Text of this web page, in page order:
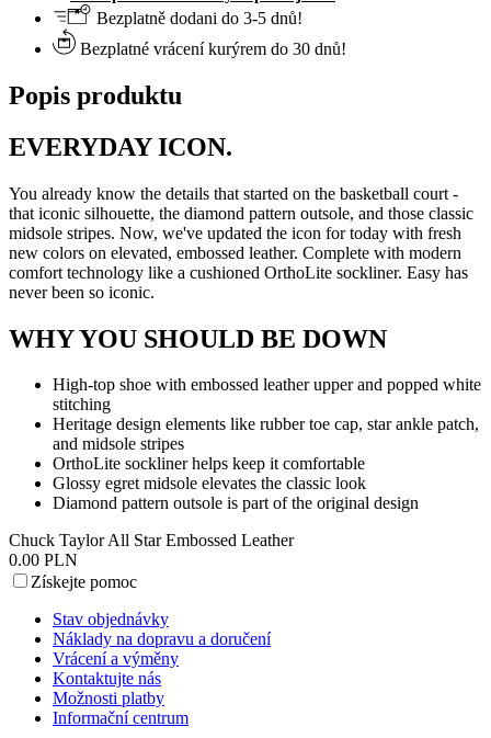
Bezplatně dodani do 3-5 dnů!
Bezplatné vrácení kurýrem do 30 dnů!
Popis produktu
EVERYDAY ICON.
You already know the details that started on the basketball court -
that iconic silhouette, the diamond pattern outsole, and those classic
midsole stripes. Now, we've updated the icon for today with fresh
new colors on elevated, embossed leather. Complete with modern
comfort technology like a cushioned OrthoLite sockliner. Easy has
never been so iconic.
WHY YOU SHOULD BE DOWN
High-top shoe with embossed leather upper and popped white
stitching
Heritage design elements like rubber toe cap, star ankle patch,
and midsole stripes
OrthoLite sockliner helps keep it comfortable
Glossy egret midsole elevates the classic look
Diamond pattern outsole is part of the original design
Chuck Taylor All Star Embossed Leather
0.00 PLN
Získejte pomoc
Stav objednávky
Náklady na dopravu a doručení
Vrácení a výměny
Kontaktujte nás
Možnosti platby
Informační centrum